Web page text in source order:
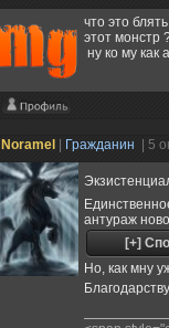
что это
этот монстр
ну ко му как
Noramel Гражданин | 5
антураж
Но, как мну